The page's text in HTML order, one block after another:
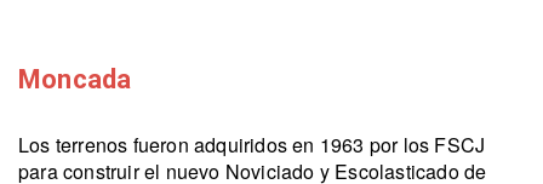
Moncada
Los terrenos fueron adquiridos en 1963 por los FSCJ
para construir el nuevo Noviciado y Escolasticado de